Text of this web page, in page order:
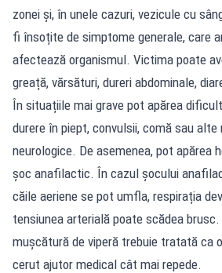
zonei și, în unele cazuri, vezicule cu
fi însoțite de simptome generale, care
afectează organismul. Victima poate
greață, vărsături, dureri abdominale,
În situațiile mai grave pot apărea
durere în piept, convulsii, comă sau
neurologice. De asemenea, pot apărea
șoc anafilactic. În cazul șocului
căile aeriene se pot umfla, respirația
tensiunea arterială poate scădea
mușcătură de viperă trebuie tratată ca
cerut ajutor medical cât mai repede.